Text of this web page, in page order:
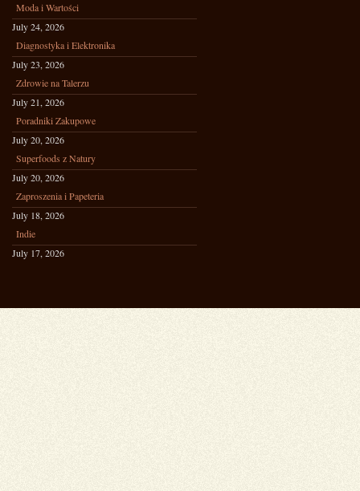
Moda i Wartości
July 24, 2026
Diagnostyka i Elektronika
July 23, 2026
Zdrowie na Talerzu
July 21, 2026
Poradniki Zakupowe
July 20, 2026
Superfoods z Natury
July 20, 2026
Zaproszenia i Papeteria
July 18, 2026
Indie
July 17, 2026